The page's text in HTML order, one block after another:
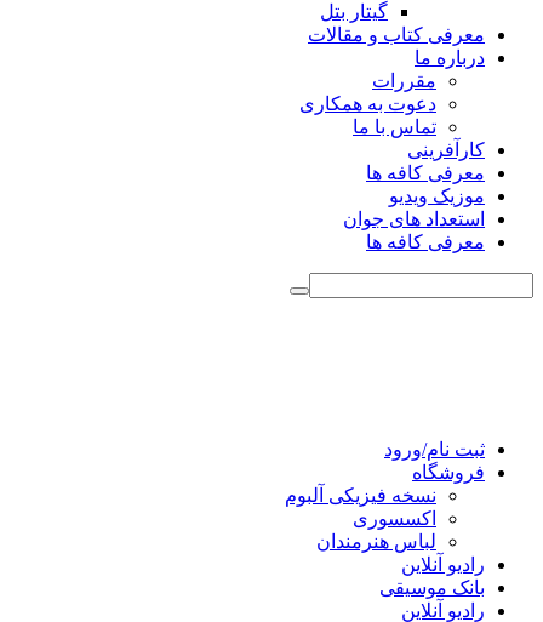
گیتار بتل
معرفی کتاب و مقالات
درباره ما
مقررات
دعوت به همکاری
تماس با ما
کارآفرینی
معرفی کافه ها
موزیک ویدیو
استعداد های جوان
معرفی کافه ها
ثبت نام/ورود
فروشگاه
نسخه فیزیکی آلبوم
اکسسوری
لباس هنرمندان
رادیو آنلاین
بانک موسیقی
رادیو آنلاین